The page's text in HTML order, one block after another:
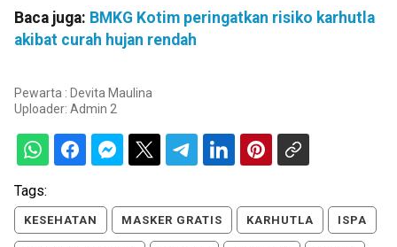
Baca juga: BMKG Kotim peringatkan risiko karhutla
akibat curah hujan rendah
Pewarta : Devita Maulina
Uploader: Admin 2
Tags:
KESEHATAN MASKER GRATIS KARHUTLA ISPA